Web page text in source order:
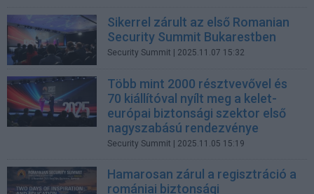
Sikerrel zárult az első Romanian
Security Summit Bukarestben
Security Summit | 2025.11.07 15:32
Több mint 2000 résztvevővel és
70 kiállítóval nyílt meg a kelet-
európai biztonsági szektor első
nagyszabású rendezvénye
Security Summit | 2025.11.05 15:19
Hamarosan zárul a regisztráció a
romániai biztonsági